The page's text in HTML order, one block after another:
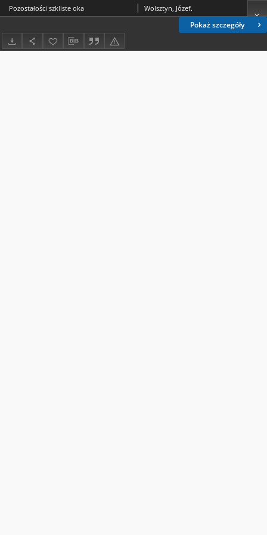
Pokaż szczegóły
Pozostałości szkliste oka Wolsztyn, Józef.